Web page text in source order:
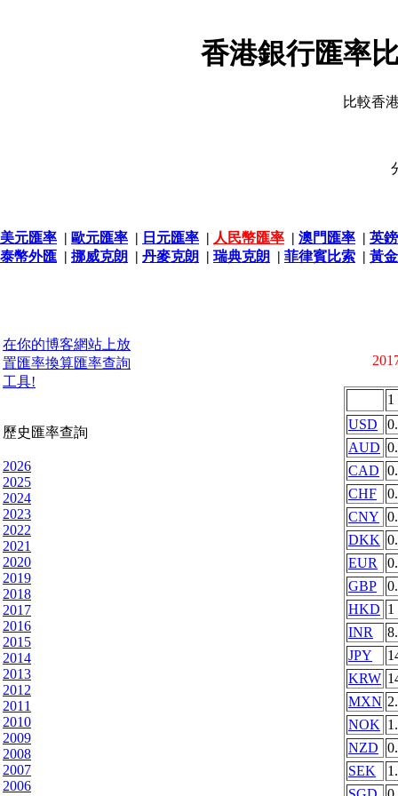
香港銀行匯率
比較香
美元匯率 | 歐元匯率 | 日元匯率 | 人民幣匯率 | 澳門匯率 | 英
泰幣外匯 | 挪威克朗 | 丹麥克朗 | 瑞典克朗 | 菲律賓比索 | 黃
在你的博客網站上放
置匯率換算匯率查詢
工具!
歷史匯率查詢
2026
2025
2024
2023
2022
2021
2020
2019
2018
2017
2016
2015
2014
2013
2012
2011
2010
2009
2008
2007
2006
1
USD
AUD
CAD
CHF
CNY
DKK
EUR
GBP
HKD 1
INR
JPY
KRW
MXN
NOK
NZD
SEK